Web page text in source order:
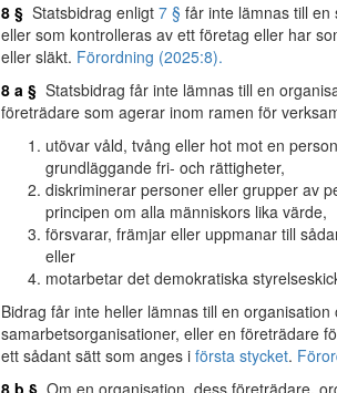
8 § Statsbidrag enligt 7 § får inte lämnas till en
eller som kontrolleras av ett företag eller har
eller släkt. Förordning (2025:8).
8 a § Statsbidrag får inte lämnas till en
företrädare som agerar inom ramen för
utövar våld, tvång eller hot mot en
grundläggande fri- och rättigheter,
diskriminerar personer eller grupper av
principen om alla människors lika värde,
försvarar, främjar eller uppmanar till
eller
motarbetar det demokratiska
Bidrag får inte heller lämnas till en
samarbetsorganisationer, eller en företrädare
ett sådant sätt som anges i första stycket.
8 b § Om en organisation, dess företrädare,